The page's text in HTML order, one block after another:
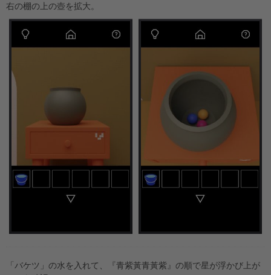
右の棚の上の壺を拡大。
「バケツ」の水を入れて、『青紫黃青黃紫』の順で星が浮かび上が